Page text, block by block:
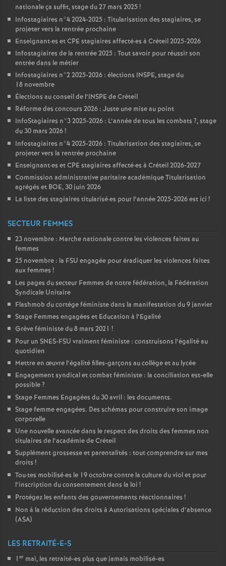
nationale ça suffit, stage du 27 mars 2025!
Infostagiaires n°4 2024-2025 : Titularisation des stagiaires, se
projeter vers la rentrée prochaine
Enseignant·es etCPE stagiaires affecté·es à Créteil 2025-2026
Infostagiaires de la rentrée 2025 : Tout savoir pour réussir son
entrée dans le métier
Infostagiaires n°2 2025-2026 : élections INSPE, stage du
18 novembre
Élections au conseil de l’INSPE de Créteil
Réforme des concours 2026 : Juste une mise au point
InfoStagiaires n°3 2025-2026 : L’année de tous les combats ?, stage
du 30 mars 2026!
Infostagiaires n°4 2025-2026 : Titularisation des stagiaires, se
projeter vers la rentrée prochaine
Enseignant·es etCPE stagiaires affecté·es à Créteil 2026-2027
Commission administrative paritaire académique Titularisation
agrégés et BOE, 30 juin 2026
La liste des stagiaires titularisé·es pour l’année 2025-2026 est ici !
SECTEUR FEMMES
23 novembre : Marche nationale contre les violences faites au
femmes
25 novembre : la FSU engagée pour éradiquer les violences faites
aux femmes !
Les pages du secteur Femmes de notre fédération, la Fédération
Syndicale Unitaire
Flashmob du cortège féministe dans la manifestation du 9 janvier
Stage Femmes engagées et Education à l’Egalité
Grève féministe du 8 mars 2021 !
Pour un SNES-FSU vraiment féministe : construisons l’égalité au
quotidien
Mettre en œuvre l’égalité filles-garçons au collège et au lycée
Engagement syndical et combat féministe : la conciliation est-elle
possible?
Stage Femmes Engagées du 30 avril : les documents.
Stage femme engagées. Des schémas pour construire son image
corporelle
Une nouvelle avancée dans le respect des droits des femmes non
titulaires de l’académie de Créteil
Supplément grossesse et parentalités : tout comprendre sur mes
droits !
Tou·tes mobilisé·es le 19 octobre contre la culture du viol et pour
l’inscription du consentement dans la loi !
Protégez les enfants des gouvernements réactionnaires !
Non à la réduction des droits à Autorisations spéciales d’absence
(ASA)
LES RETRAITÉ-E-S
1 er mai, les retraité-es plus que jamais mobilisé-es